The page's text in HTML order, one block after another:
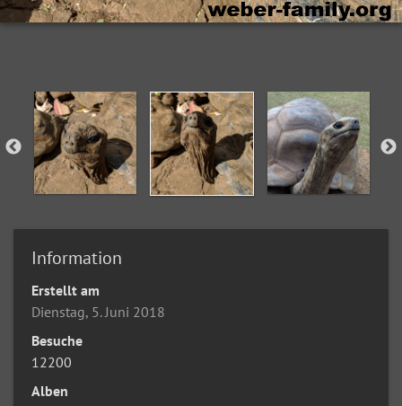
Information
Erstellt am
Dienstag, 5. Juni 2018
Besuche
12200
Alben